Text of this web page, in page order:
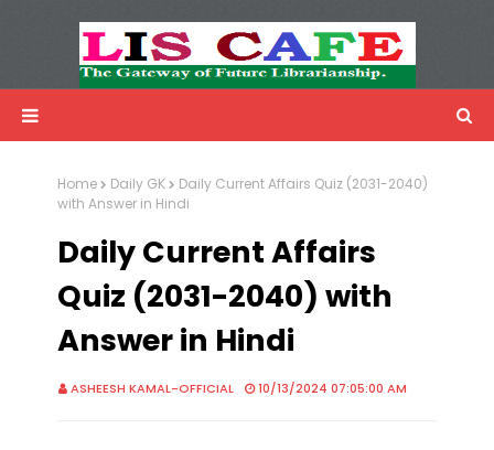
Advertisemnet
Home Daily GK
Daily Current Affairs Quiz (2031-2040)
with Answer in Hindi
Daily Current Affairs
Quiz (2031-2040) with
Answer in Hindi
ASHEESH KAMAL-OFFICIAL 10/13/2024 07:05:00 AM